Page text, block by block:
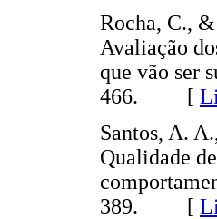
Rocha, C.,
Avaliação
que vão ser
466. [
Santos, A.
Qualidade
389. [